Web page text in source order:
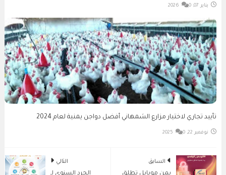
يناير 07, 2026 0
تأييد تجاري لاختيار مزارع الشمهاني أفضل دواجن يمنية لعام 2024
نوفمبر 22, 2025 0
التالي
الجرد السنوي لـ
السابق
يمن موبايل تطلق